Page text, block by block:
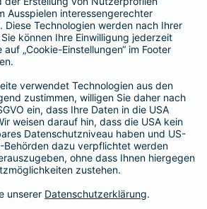
Tierversicherungen
Hausratversicherung
Adresse ändern
Schaden melden
Serviceübersicht